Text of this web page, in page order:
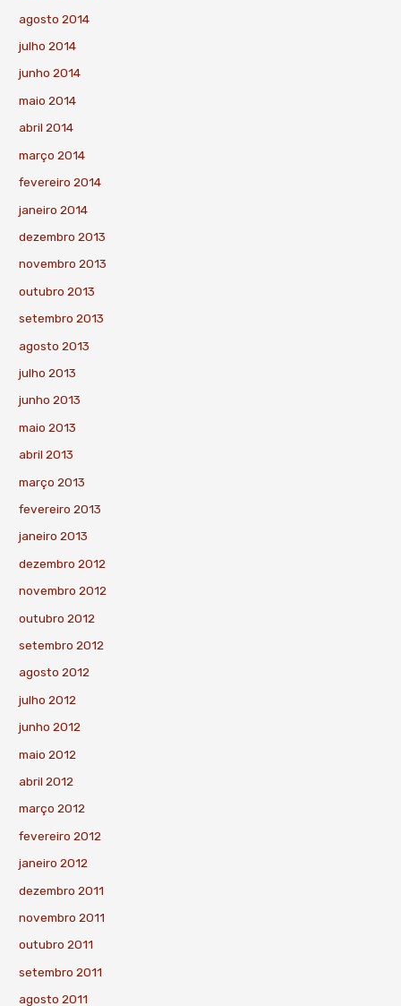
agosto 2014
julho 2014
junho 2014
maio 2014
abril 2014
março 2014
fevereiro 2014
janeiro 2014
dezembro 2013
novembro 2013
outubro 2013
setembro 2013
agosto 2013
julho 2013
junho 2013
maio 2013
abril 2013
março 2013
fevereiro 2013
janeiro 2013
dezembro 2012
novembro 2012
outubro 2012
setembro 2012
agosto 2012
julho 2012
junho 2012
maio 2012
abril 2012
março 2012
fevereiro 2012
janeiro 2012
dezembro 2011
novembro 2011
outubro 2011
setembro 2011
agosto 2011